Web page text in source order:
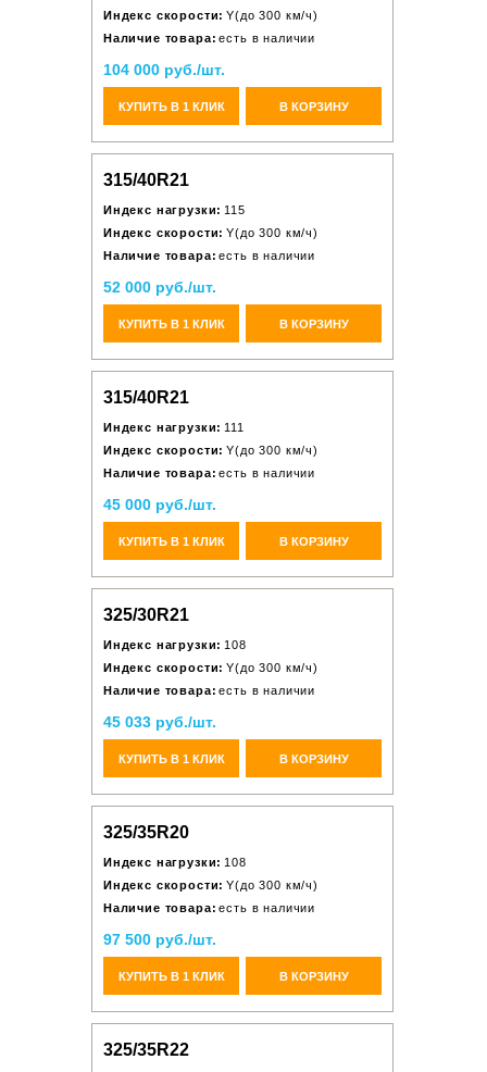
Индекс скорости: Y(до 300 км/ч)
Наличие товара: есть в наличии
104 000 руб./шт.
КУПИТЬ В 1 КЛИК В КОРЗИНУ
315/40R21
Индекс нагрузки: 115
Индекс скорости: Y(до 300 км/ч)
Наличие товара: есть в наличии
52 000 руб./шт.
КУПИТЬ В 1 КЛИК В КОРЗИНУ
315/40R21
Индекс нагрузки: 111
Индекс скорости: Y(до 300 км/ч)
Наличие товара: есть в наличии
45 000 руб./шт.
КУПИТЬ В 1 КЛИК В КОРЗИНУ
325/30R21
Индекс нагрузки: 108
Индекс скорости: Y(до 300 км/ч)
Наличие товара: есть в наличии
45 033 руб./шт.
КУПИТЬ В 1 КЛИК В КОРЗИНУ
325/35R20
Индекс нагрузки: 108
Индекс скорости: Y(до 300 км/ч)
Наличие товара: есть в наличии
97 500 руб./шт.
КУПИТЬ В 1 КЛИК В КОРЗИНУ
325/35R22